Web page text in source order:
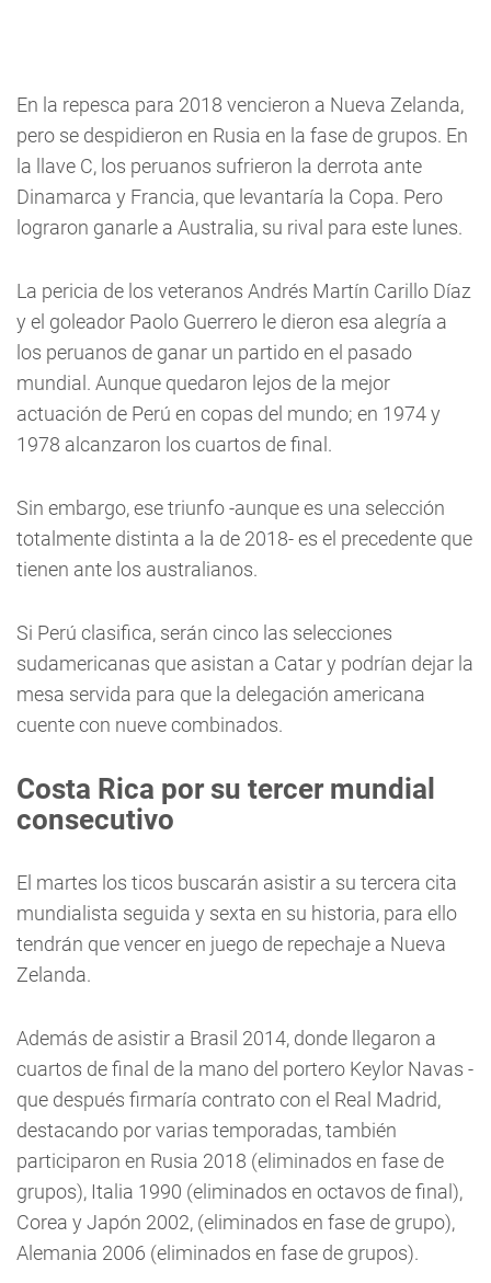
En la repesca para 2018 vencieron a Nueva Zelanda,
pero se despidieron en Rusia en la fase de grupos. En
la llave C, los peruanos sufrieron la derrota ante
Dinamarca y Francia, que levantaría la Copa. Pero
lograron ganarle a Australia, su rival para este lunes.
La pericia de los veteranos Andrés Martín Carillo Díaz
y el goleador Paolo Guerrero le dieron esa alegría a
los peruanos de ganar un partido en el pasado
mundial. Aunque quedaron lejos de la mejor
actuación de Perú en copas del mundo; en 1974 y
1978 alcanzaron los cuartos de final.
Sin embargo, ese triunfo -aunque es una selección
totalmente distinta a la de 2018- es el precedente que
tienen ante los australianos.
Si Perú clasifica, serán cinco las selecciones
sudamericanas que asistan a Catar y podrían dejar la
mesa servida para que la delegación americana
cuente con nueve combinados.
Costa Rica por su tercer mundial
consecutivo
El martes los ticos buscarán asistir a su tercera cita
mundialista seguida y sexta en su historia, para ello
tendrán que vencer en juego de repechaje a Nueva
Zelanda.
Además de asistir a Brasil 2014, donde llegaron a
cuartos de final de la mano del portero Keylor Navas -
que después firmaría contrato con el Real Madrid,
destacando por varias temporadas, también
participaron en Rusia 2018 (eliminados en fase de
grupos), Italia 1990 (eliminados en octavos de final),
Corea y Japón 2002, (eliminados en fase de grupo),
Alemania 2006 (eliminados en fase de grupos).